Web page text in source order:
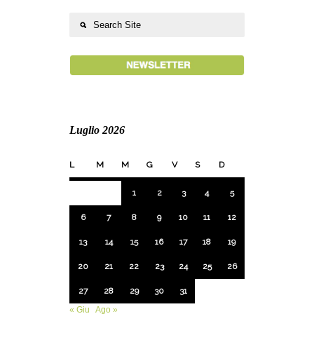
Luglio 2026
L M M G V S D
1 2 3 4 5
6 7 8 9 10 11 12
13 14 15 16 17 18 19
20 21 22 23 24 25 26
27 28 29 30
31
« Giu
Ago »